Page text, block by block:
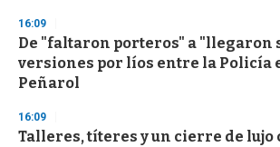
16:09
De "faltaron porteros" a "llegaron
versiones por líos entre la Policía
Peñarol
16:09
Talleres, títeres y un cierre de lujo